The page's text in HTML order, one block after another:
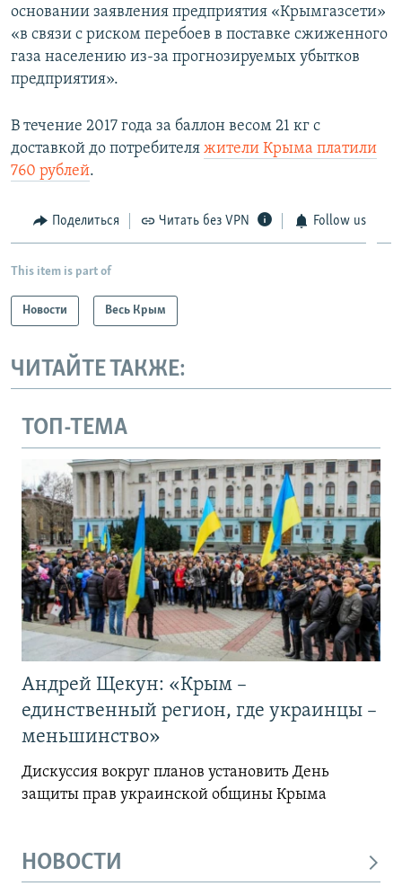
основании заявления предприятия «Крымгазсети»
«в связи с риском перебоев в поставке сжиженного
газа населению из-за прогнозируемых убытков
предприятия».
В течение 2017 года за баллон весом 21 кг с
доставкой до потребителя жители Крыма платили
760 рублей.
Поделиться Читать без VPN Follow us
This item is part of
Новости Весь Крым
ЧИТАЙТЕ ТАКЖЕ:
ТОП-ТЕМА
Андрей Щекун: «Крым –
единственный регион, где украинцы –
меньшинство»
Дискуссия вокруг планов установить День
защиты прав украинской общины Крыма
НОВОСТИ